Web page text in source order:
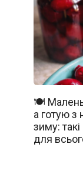
🍽️
а готую з
зиму:
для